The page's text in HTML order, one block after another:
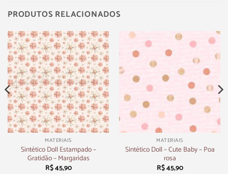
PRODUTOS RELACIONADOS
MATERIAIS
Sintético Doll Estampado –
Gratidão – Margaridas
R$45,90
MATERIAIS
Sintético Doll – Cute Baby – Poa
rosa
R$45,90